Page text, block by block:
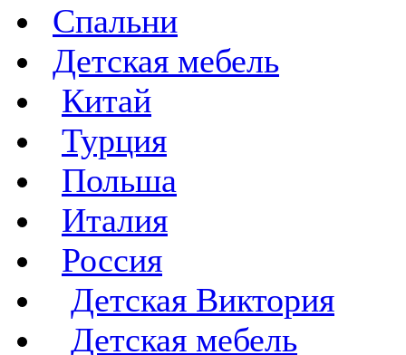
Спальни
Детская мебель
Китай
Турция
Польша
Италия
Россия
Детская Виктория
Детская мебель